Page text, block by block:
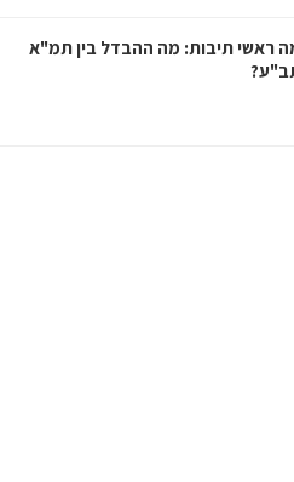
ראשי תיבות: מה ההבדל בין תמ"א